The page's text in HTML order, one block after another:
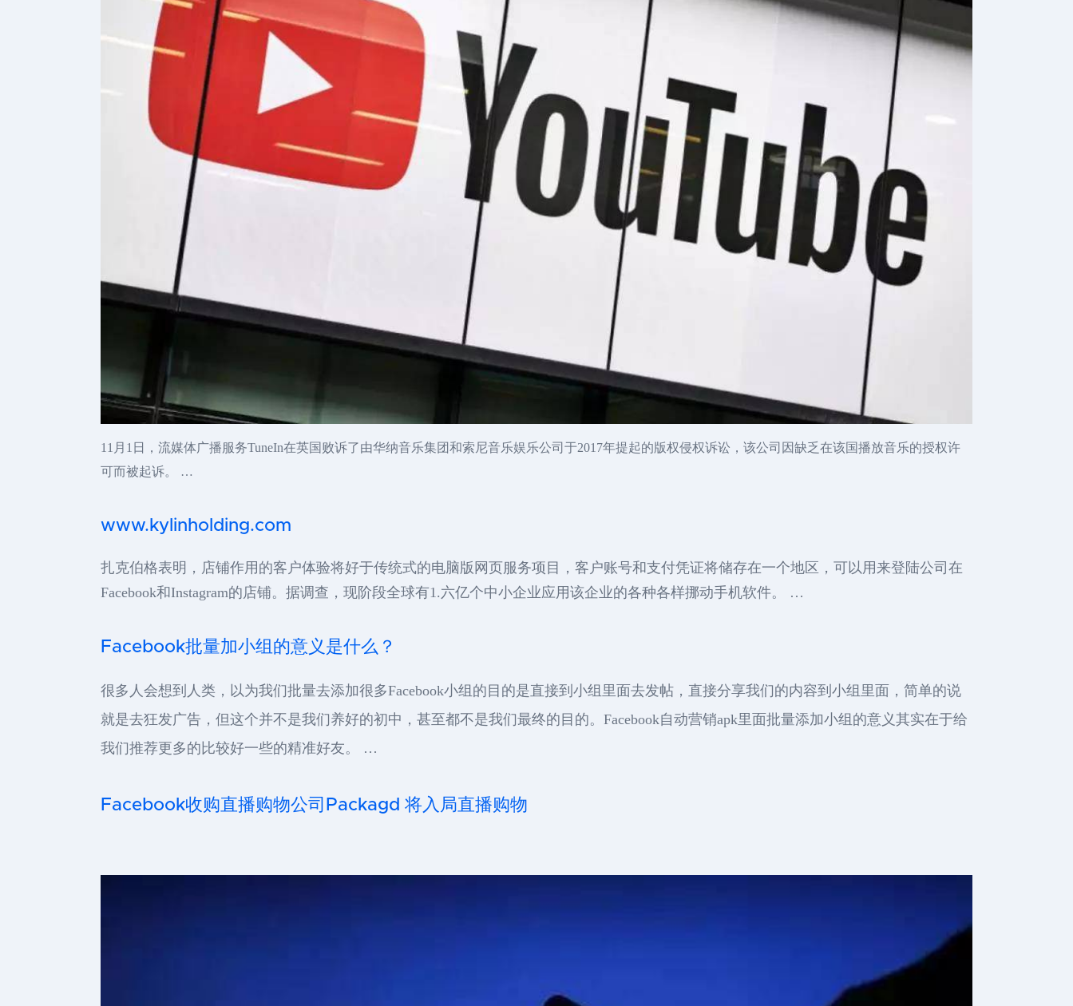
11月1日，流媒体广播服务TuneIn在英国败诉了由华纳音乐集团和索尼音乐娱乐公司于2017年提起的版权侵权诉讼，该公司因缺乏在该国播放音乐的授权许
可而被起诉。 …
www.kylinholding.com
扎克伯格表明，店铺作用的客户体验将好于传统式的电脑版网页服务项目，客户账号和支付凭证将储存在一个地区，可以用来登陆公司在
Facebook和Instagram的店铺。据调查，现阶段全球有1.六亿个中小企业应用该企业的各种各样挪动手机软件。 …
Facebook批量加小组的意义是什么？
很多人会想到人类，以为我们批量去添加很多Facebook小组的目的是直接到小组里面去发帖，直接分享我们的内容到小组里面，简单的说
就是去狂发广告，但这个并不是我们养好的初中，甚至都不是我们最终的目的。Facebook自动营销apk里面批量添加小组的意义其实在于给
我们推荐更多的比较好一些的精准好友。 …
Facebook收购直播购物公司Packagd 将入局直播购物